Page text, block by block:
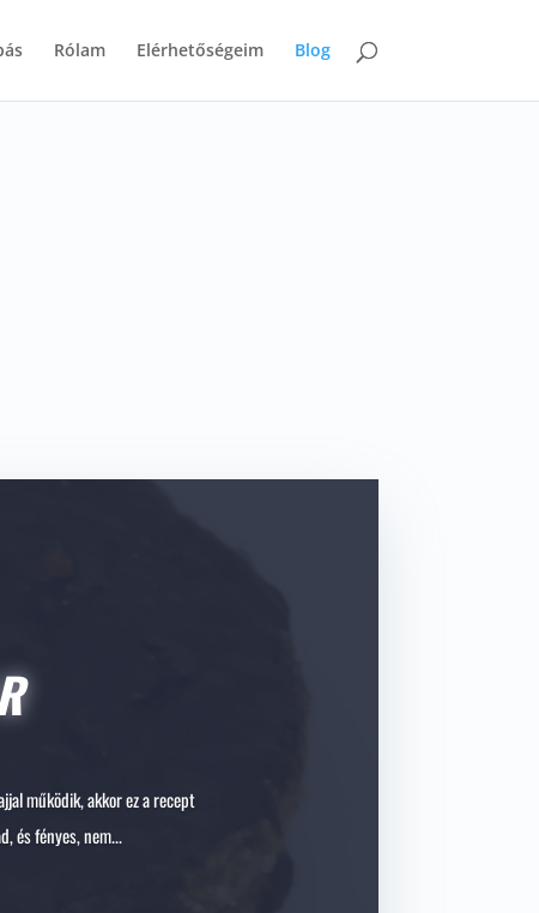
Rólam Elérhetőségeim Blog
működik, akkor ez a recept
és fényes, nem...